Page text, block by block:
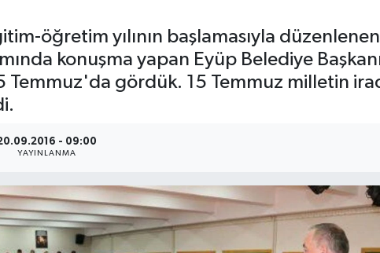
öğretim yılının başlamasıyla
konuşma yapan Eyüp Belediye
Temmuz'da gördük. 15 Temmuz milletin
- 09:00
YAYINLANMA